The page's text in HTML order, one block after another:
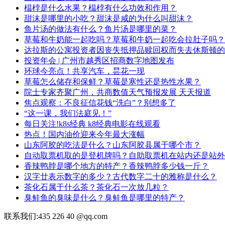
榅桲是什么水果？榅桲有什么功效和作用？
甜沫是哪里的小吃？甜沫是咸的为什么叫甜沫？
鱼片汤的做法有什么？鱼片汤是哪里的菜？
草莓和牛奶能一起吃吗？草莓和牛奶一起吃会拉肚子吗？
达拉斯的公寓投资者因丧失抵押品赎回权而失去休斯顿
投资年会 | 广州市越秀区招商数字地图发布
环球今亮点！共享汽车，昙花一现
草莓怎么储存和保鲜？草莓是寒性还是热性水果？
院士专家齐聚广州，共商数值天气预报发展 天天报道
焦点观察：不良征信花钱“洗白”？别想多了
“这一课，我们法庭见！”
每日关注!k8s经典 k8经典电影在线观看
热点！国内油价迎来今年最大涨幅
山东阿胶的吃法是什么？山东阿胶县属于哪个市？
自动取票机取的是登机牌吗？自助取票机在站内还是站
香辣鸭脖是哪个地方的特产？香辣鸭脖多少钱一斤？
汉字廿表示数字的多少？古代数字二十的雅称是什么？
茶化石属于什么茶？茶化石一次放几粒？
臭鲑鱼的臭味是什么？臭鲑鱼是哪里的特产？
联系我们:435 226 40 @qq.com